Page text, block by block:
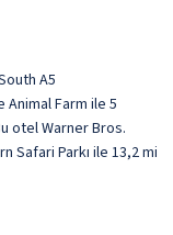
A5
Farm ile 5
otel Warner Bros.
Safari Parkı ile 13,2 mi